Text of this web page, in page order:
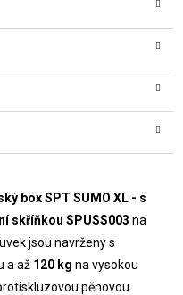
box SPT SUMO XL - s
skříňkou SPUSS003 na
jsou navrženy s
a až 120 kg na vysokou
pěnovou